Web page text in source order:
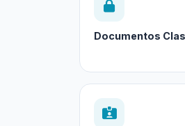
Documentos